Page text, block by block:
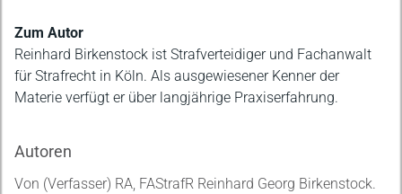
Zum Autor
Reinhard Birkenstock ist Strafverteidiger und Fachanwalt
für Strafrecht in Köln. Als ausgewiesener Kenner der
Materie verfügt er über langjährige Praxiserfahrung.
Autoren
Von (Verfasser) RA, FAStrafR Reinhard Georg Birkenstock.